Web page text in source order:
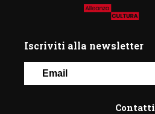
Iscriviti alla newsletter
Contatti